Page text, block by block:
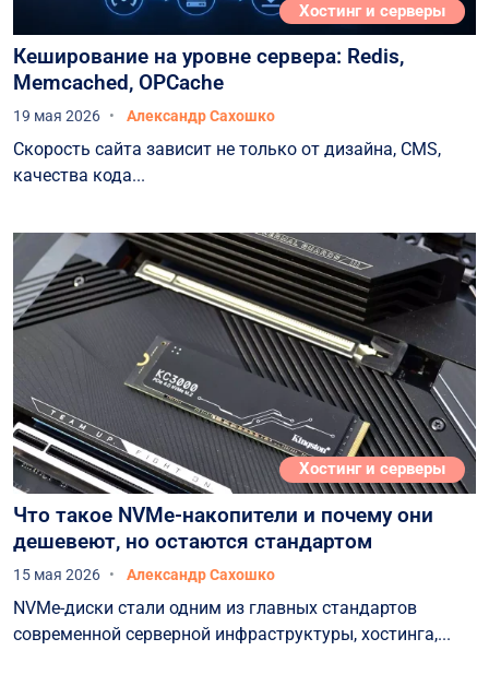
Хостинг и серверы
Кеширование на уровне сервера: Redis,
Memcached, OPCache
19 мая 2026 Александр Сахошко
Скорость сайта зависит не только от дизайна, CMS,
качества кода...
Хостинг и серверы
Что такое NVMe-накопители и почему они
дешевеют, но остаются стандартом
15 мая 2026 Александр Сахошко
NVMe-диски стали одним из главных стандартов
современной серверной инфраструктуры, хостинга,...